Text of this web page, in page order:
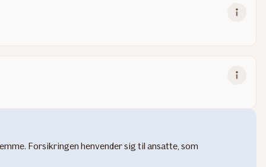
Forsikringen henvender sig til ansatte, som